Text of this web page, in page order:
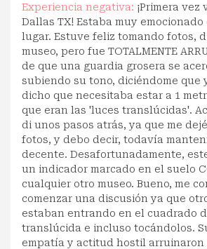
Experiencia negativa: ¡Primera
Dallas TX! Estaba muy
lugar. Estuve feliz tomando fotos,
museo, pero fue TOTALMENTE
de que una guardia grosera se
subiendo su tono, diciéndome que
dicho que necesitaba estar a 1
que eran las 'luces translúcidas'.
di unos pasos atrás, ya que me
fotos, y debo decir, todavía
decente. Desafortunadamente,
un indicador marcado en el suelo
cualquier otro museo. Bueno, me
comenzar una discusión ya que
estaban entrando en el cuadrado
translúcida e incluso tocándolos.
empatía y actitud hostil arruinaron